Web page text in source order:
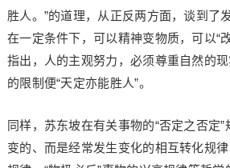
胜人。”的道理，从正反两方面，谈到了
在一定条件下，可以精神变物质，可以“
指出，人的主观努力，必须尊重自然的
的限制便“天定亦能胜人”。
同样，苏东坡在有关事物的“否定之否定
变的、而是经常发生变化的相互转化规